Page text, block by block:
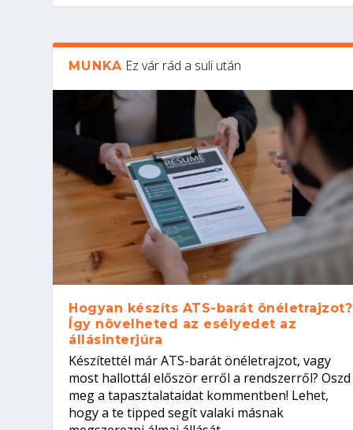
MUNKA Ez vár rád a suli után
Hogyan készíts ATS-barát önéletrajzot?
Így növelheted az esélyedet az
állásinterjúra
Készítettél már ATS-barát önéletrajzot, vagy
most hallottál először erről a rendszerről? Oszd
meg a tapasztalataidat kommentben! Lehet,
hogy a te tipped segít valaki másnak